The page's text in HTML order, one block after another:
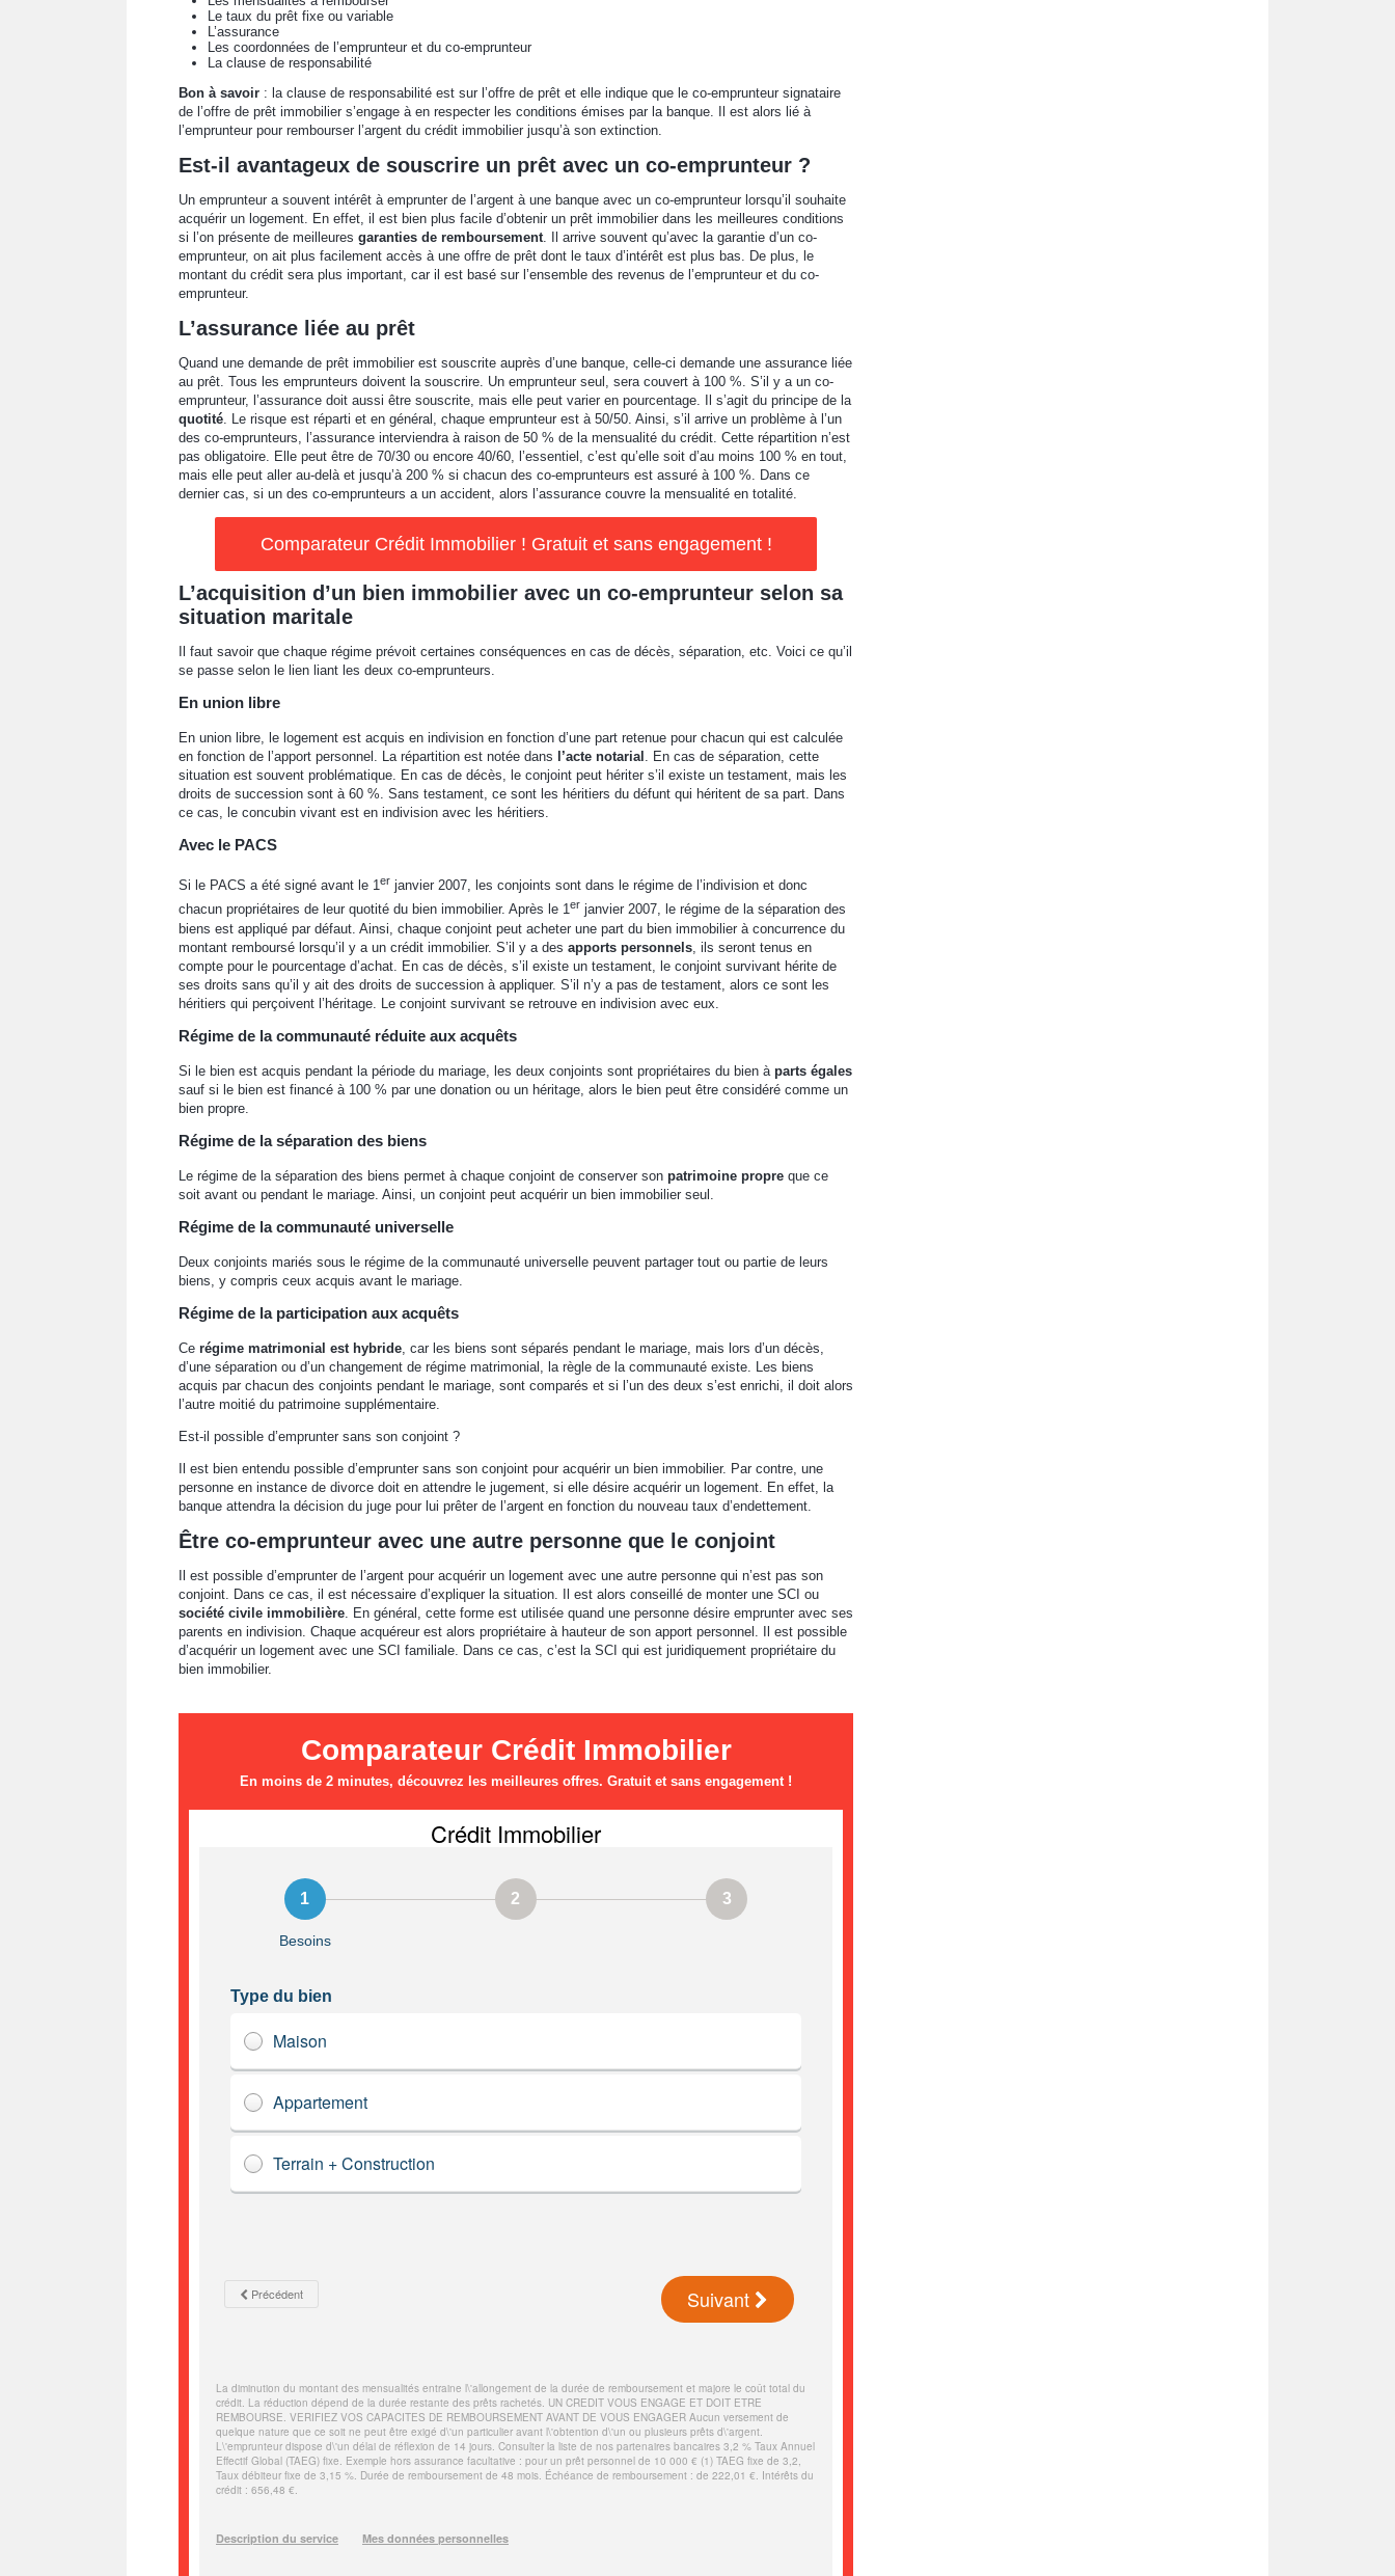
Le taux du prêt fixe ou variable
L’assurance
Les coordonnées de l’emprunteur et du co-emprunteur
La clause de responsabilité
Bon à savoir : la clause de responsabilité est sur l’offre de prêt et elle indique que le co-emprunteur signataire
de l’offre de prêt immobilier s’engage à en respecter les conditions émises par la banque. Il est alors lié à
l’emprunteur pour rembourser l’argent du crédit immobilier jusqu’à son extinction.
Est-il avantageux de souscrire un prêt avec un co-emprunteur ?
Un emprunteur a souvent intérêt à emprunter de l’argent à une banque avec un co-emprunteur lorsqu’il souhaite
acquérir un logement. En effet, il est bien plus facile d’obtenir un prêt immobilier dans les meilleures conditions
si l’on présente de meilleures garanties de remboursement. Il arrive souvent qu’avec la garantie d’un co-
emprunteur, on ait plus facilement accès à une offre de prêt dont le taux d’intérêt est plus bas. De plus, le
montant du crédit sera plus important, car il est basé sur l’ensemble des revenus de l’emprunteur et du co-
emprunteur.
L’assurance liée au prêt
Quand une demande de prêt immobilier est souscrite auprès d’une banque, celle-ci demande une assurance liée
au prêt. Tous les emprunteurs doivent la souscrire. Un emprunteur seul, sera couvert à 100 %. S’il y a un co-
emprunteur, l’assurance doit aussi être souscrite, mais elle peut varier en pourcentage. Il s’agit du principe de la
quotité. Le risque est réparti et en général, chaque emprunteur est à 50/50. Ainsi, s’il arrive un problème à l’un
des co-emprunteurs, l’assurance interviendra à raison de 50 % de la mensualité du crédit. Cette répartition n’est
pas obligatoire. Elle peut être de 70/30 ou encore 40/60, l’essentiel, c’est qu’elle soit d’au moins 100 % en tout,
mais elle peut aller au-delà et jusqu’à 200 % si chacun des co-emprunteurs est assuré à 100 %. Dans ce
dernier cas, si un des co-emprunteurs a un accident, alors l’assurance couvre la mensualité en totalité.
Comparateur Crédit Immobilier ! Gratuit et sans engagement !
L’acquisition d’un bien immobilier avec un co-emprunteur selon sa
situation maritale
Il faut savoir que chaque régime prévoit certaines conséquences en cas de décès, séparation, etc. Voici ce qu’il
se passe selon le lien liant les deux co-emprunteurs.
En union libre
En union libre, le logement est acquis en indivision en fonction d’une part retenue pour chacun qui est calculée
en fonction de l’apport personnel. La répartition est notée dans
l’acte notarial . En cas de séparation, cette
situation est souvent problématique. En cas de décès, le conjoint peut hériter s’il existe un testament, mais les
droits de succession sont à 60 %. Sans testament, ce sont les héritiers du défunt qui héritent de sa part. Dans
ce cas, le concubin vivant est en indivision avec les héritiers.
Avec le PACS
Si le PACS a été signé avant le 1er janvier 2007, les conjoints sont dans le régime de l’indivision et donc
chacun propriétaires de leur quotité du bien immobilier. Après le 1er janvier 2007, le régime de la séparation des
biens est appliqué par défaut. Ainsi, chaque conjoint peut acheter une part du bien immobilier à concurrence du
montant remboursé lorsqu’il y a un crédit immobilier. S’il y a des apports personnels , ils seront tenus en
compte pour le pourcentage d’achat. En cas de décès, s’il existe un testament, le conjoint survivant hérite de
ses droits sans qu’il y ait des droits de succession à appliquer. S’il n’y a pas de testament, alors ce sont les
héritiers qui perçoivent l’héritage. Le conjoint survivant se retrouve en indivision avec eux.
Régime de la communauté réduite aux acquêts
Si le bien est acquis pendant la période du mariage, les deux conjoints sont propriétaires du bien à parts égales
sauf si le bien est financé à 100 % par une donation ou un héritage, alors le bien peut être considéré comme un
bien propre.
Régime de la séparation des biens
Le régime de la séparation des biens permet à chaque conjoint de conserver son patrimoine propre que ce
soit avant ou pendant le mariage. Ainsi, un conjoint peut acquérir un bien immobilier seul.
Régime de la communauté universelle
Deux conjoints mariés sous le régime de la communauté universelle peuvent partager tout ou partie de leurs
biens, y compris ceux acquis avant le mariage.
Régime de la participation aux acquêts
Ce régime matrimonial est hybride , car les biens sont séparés pendant le mariage, mais lors d’un décès,
d’une séparation ou d’un changement de régime matrimonial, la règle de la communauté existe. Les biens
acquis par chacun des conjoints pendant le mariage, sont comparés et si l’un des deux s’est enrichi, il doit alors
l’autre moitié du patrimoine supplémentaire.
Est-il possible d’emprunter sans son conjoint ?
Il est bien entendu possible d’emprunter sans son conjoint pour acquérir un bien immobilier. Par contre, une
personne en instance de divorce doit en attendre le jugement, si elle désire acquérir un logement. En effet, la
banque attendra la décision du juge pour lui prêter de l’argent en fonction du nouveau taux d’endettement.
Être co-emprunteur avec une autre personne que le conjoint
Il est possible d’emprunter de l’argent pour acquérir un logement avec une autre personne qui n’est pas son
conjoint. Dans ce cas, il est nécessaire d’expliquer la situation. Il est alors conseillé de monter une SCI ou
société civile immobilière . En général, cette forme est utilisée quand une personne désire emprunter avec ses
parents en indivision. Chaque acquéreur est alors propriétaire à hauteur de son apport personnel. Il est possible
d’acquérir un logement avec une SCI familiale. Dans ce cas, c’est la SCI qui est juridiquement propriétaire du
bien immobilier.
Comparateur Crédit Immobilier
En moins de 2 minutes, découvrez les meilleures offres. Gratuit et sans engagement !